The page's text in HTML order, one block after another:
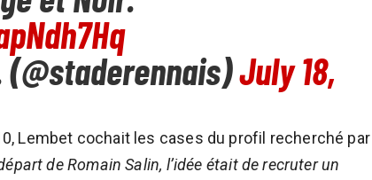
(@staderennais)July 18,
Lembet cochait les cases du profil recherché par
de Romain Salin, l’idée était de recruter un